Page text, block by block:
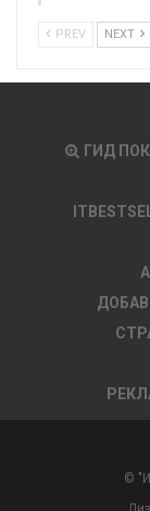
PREV NEXT
ГИД
©